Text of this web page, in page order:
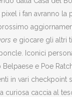
i fan avranno la
e giocare gli altri
Iconici
e Poe
in vari checkpoint
curiosa caccia al